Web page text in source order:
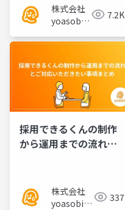
株式会社
yoasobi
ナー様
7.2K
採用できるくんの制作
から運用までの流れと
株式会社
yoasobi／
337